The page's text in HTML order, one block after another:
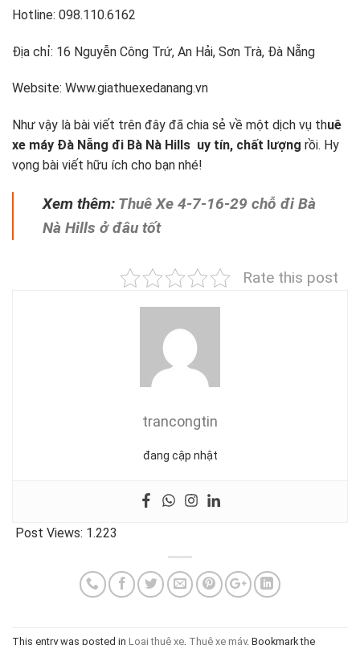
Hotline: 098.110.6162
Địa chỉ: 16 Nguyễn Công Trứ, An Hải, Sơn Trà, Đà Nẵng
Website: Www.giathuexedanang.vn
Như vậy là bài viết trên đây đã chia sẻ về một dịch vụ thuê
xe máy Đà Nẵng đi Bà Nà Hills uy tín, chất lượng rồi. Hy
vọng bài viết hữu ích cho bạn nhé!
Xem thêm: Thuê Xe 4-7-16-29 chỗ đi Bà
Nà Hills ở đâu tốt
Rate this post
trancongtin
đang cập nhật
Post Views: 1.223
This entry was posted in Loại thuê xe Thuê xe máy. Bookmark the